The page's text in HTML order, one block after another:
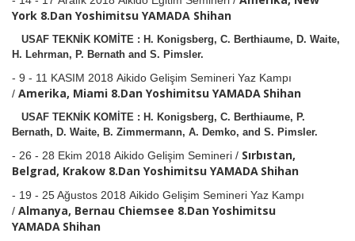
York 8.Dan Yoshimitsu YAMADA Shihan
USAF TEKNİK KOMİTE : H. Konigsberg, C. Berthiaume, D. Waite,
H. Lehrman, P. Bernath and S. Pimsler.
- 9 - 11 KASIM 2018 Aikido Gelişim Semineri Yaz Kampı
/ Amerika, Miami 8.Dan Yoshimitsu YAMADA Shihan
USAF TEKNİK KOMİTE : H. Konigsberg, C. Berthiaume, P.
Bernath, D. Waite, B. Zimmermann, A. Demko, and S. Pimsler.
- 26 - 28 Ekim 2018 Aikido Gelişim Semineri / Sırbıstan,
Belgrad, Krakow 8.Dan Yoshimitsu YAMADA Shihan
- 19 - 25 Ağustos 2018 Aikido Gelişim Semineri Yaz Kampı
/ Almanya, Bernau Chiemsee 8.Dan Yoshimitsu
YAMADA Shihan